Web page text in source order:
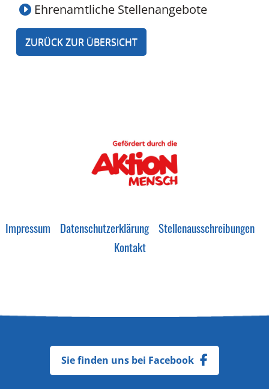
Ehrenamtliche Stellenangebote
ZURÜCK ZUR ÜBERSICHT
Impressum Datenschutzerklärung Stellenausschreibungen
Kontakt
Sie finden uns bei Facebook